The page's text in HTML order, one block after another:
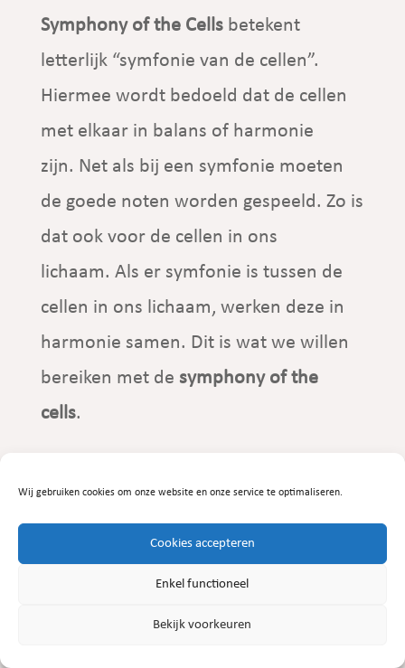
Wij gebruiken cookies om onze website en onze service te optimaliseren.
Cookies accepteren
Enkel functioneel
Bekijk voorkeuren
Symphony of the Cells betekent
letterlijk “symfonie van de cellen”.
Hiermee wordt bedoeld dat de cellen
met elkaar in balans of harmonie
zijn. Net als bij een symfonie moeten
de goede noten worden gespeeld. Zo is
dat ook voor de cellen in ons
lichaam. Als er symfonie is tussen de
cellen in ons lichaam, werken deze in
harmonie samen. Dit is wat we willen
bereiken met de symphony of the
cells.